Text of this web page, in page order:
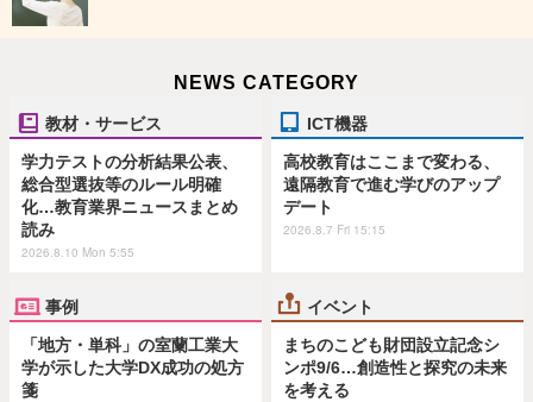
NEWS CATEGORY
教材・サービス
学力テストの分析結果公表、
総合型選抜等のルール明確
化…教育業界ニュースまとめ
読み
2026.8.10 Mon 5:55
ICT機器
高校教育はここまで変わる、
遠隔教育で進む学びのアップ
デート
2026.8.7 Fri 15:15
事例
「地方・単科」の室蘭工業大
学が示した大学DX成功の処方
箋
イベント
まちのこども財団設立記念シ
ンポ9/6…創造性と探究の未来
を考える